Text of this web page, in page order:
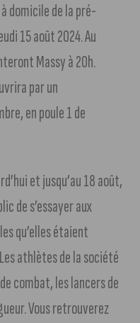
domicile de la pré-
15 août 2024. Au
Massy à 20h.
par un
en poule 1 de
et jusqu’au 18 août,
de s’essayer aux
qu’elles étaient
athlètes de la société
combat, les lancers de
Vous retrouverez